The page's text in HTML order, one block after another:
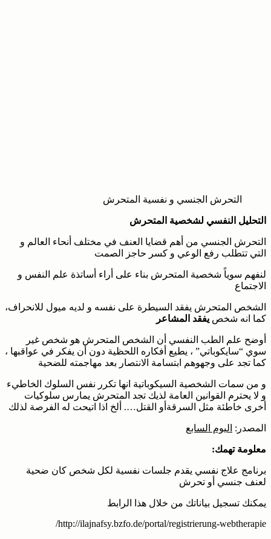
التحرش الجنسي و نفسية المتحرش
التحليل النفسي لشخصية المتحرش
التحرش الجنسي من أهم قضايا العنف في مختلف أنحاء العالم و
التي تتطلب رفع الوعي و كسر حاجز الصمت
لنفهم سوياً شخصية المتحرش بناء على أراء أساتذة علم النفس و
الاجتماع
الشخص المتحرش يفقد السيطرة على نفسه و لديه ميول للانحراف،
كما انه شخص يفقد المشاعر
أوضح علم الطب النفسي أن الشخص المتحرش هو شخص غير
سوي “سايكوباتي” ، يطيع أفكاره اللحظية دون أن يفكر في عواقبها ،
كما تجد على وجهوهم ابتسامة الانتصار بعد مهاجمته للضحية
و من سمات الشخصية السيكوباتية انها تكرر نفس السلوك الخاطيء
و لا يحترم القوانين العامة لذيك تجد المتحرش يمارس سلوكيات
أخرى خاطئة مثل السرقةأو القتل…. ألخ اذا اتيحت له الفرصة لذلك
المصدر: اليوم السابع
معلومة تهمك:
برنامج علاج نفسي يقدم جلسات نفسية لكل شخص كان ضحية
لعنف جنسي أو تحرش
يمكنك تسجيل بياناتك من خلال هذا الرابط
http://ilajnafsy.bzfo.de/portal/registrierung-webtherapie/